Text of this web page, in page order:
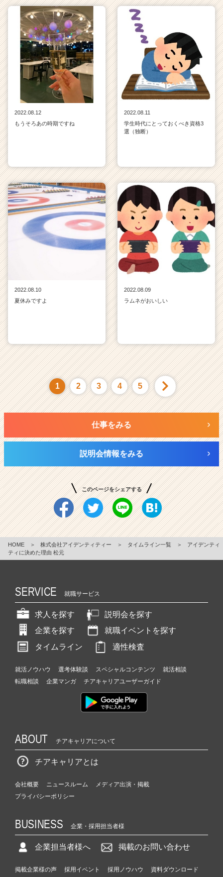
2022.08.12
もうそろあの時期ですね
2022.08.11
学生時代にとっておくべき資格3
選（独断）
2022.08.10
夏休みですよ
2022.08.09
ラムネがおいしい
1 2 3 4 5
仕事をみる
説明会情報をみる
このページをシェアする
HOME ＞ 株式会社アイデンティティー ＞ タイムライン一覧 ＞
アイデンティ
ティに決めた理由 松元
SERVICE 就職サービス
求人を探す
説明会を探す
企業を探す
就職イベントを探す
タイムライン
適性検査
就活ノウハウ 選考体験談 スペシャルコンテンツ
就活相談
転職相談
企業マンガ チアキャリアユーザーガイド
ABOUT チアキャリアについて
チアキャリアとは
会社概要 ニュースルーム
メディア出演・掲載
プライバシーポリシー
BUSINESS 企業・採用担当者様
企業担当者様へ 掲載のお問い合わせ
掲載企業様の声 採用イベント 採用ノウハウ 資料ダウンロード